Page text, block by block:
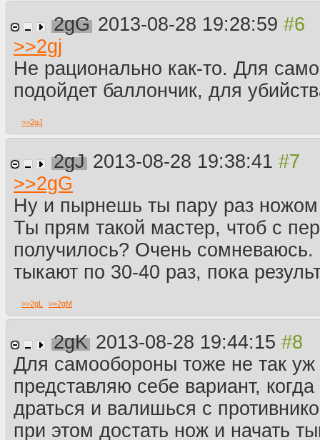
2gG 2013-08-28 19:28:59
>>2gj
Не рационально как-то. Для
подойдет баллончик, для
>>2gJ
2gJ 2013-08-28 19:38:41
>>2gG
Ну и пырнешь ты пару раз ножом
Ты прям такой мастер, чтоб с
получилось? Очень
тыкают по 30-40 раз, пока
>>2gL >>2gM
2gK 2013-08-28 19:44:15
Для самообороны тоже не так
представляю себе вариант,
драться и валишься с
при этом достать нож и начать